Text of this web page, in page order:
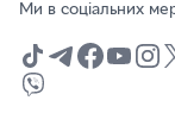
Ми в соціальних